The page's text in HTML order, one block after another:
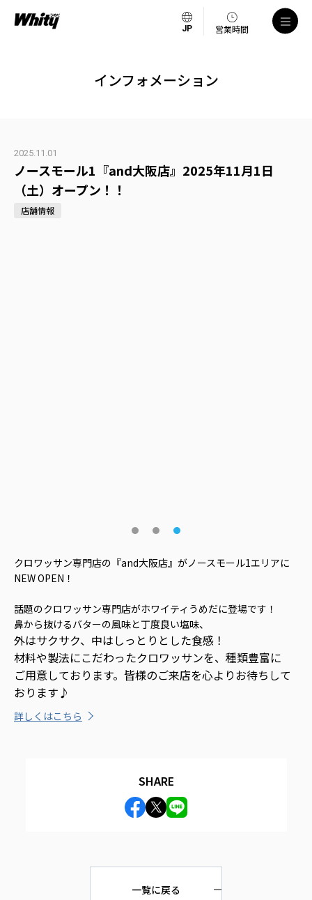
営業時間
インフォメーション
2025.11.01
ノースモール1『and大阪店』2025年11月1日
（土）オープン！！
店舗情報
クロワッサン専門店の『and大阪店』がノースモール1エリアに
NEW OPEN！
話題のクロワッサン専門店がホワイティうめだに登場です！
鼻から抜けるバターの風味と丁度良い塩味、
外はサクサク、 中はしっとりとした食感！
材料や製法にこだわったクロワッサンを、 種類豊富に
ご用意しております。 皆様のご来店を心よりお待ちして
おります♪
詳しくはこちら
SHARE
一覧に戻る